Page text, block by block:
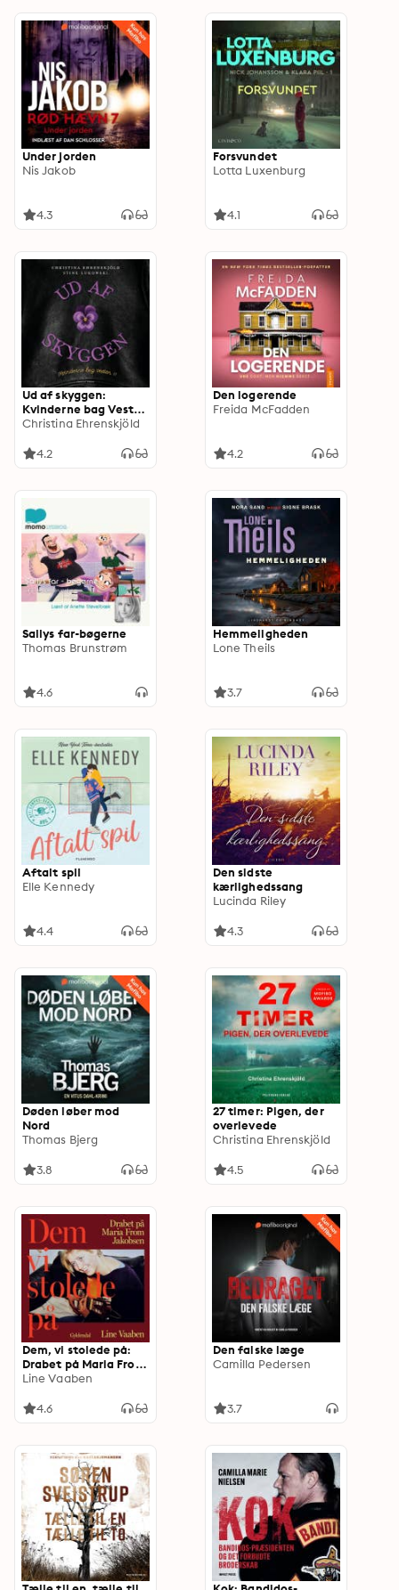
Under jorden
Nis Jakob
4.3
Forsvundet
Lotta Luxenburg
4.1
Ud af skyggen:
Kvinderne bag Vesten
II
Christina Ehrenskjöld
4.2
Den logerende
Freida McFadden
4.2
Sallys far-bøgerne
Thomas Brunstrøm
4.6
Hemmeligheden
Lone Theils
3.7
Aftalt spil
Elle Kennedy
4.4
Den sidste
kærlighedssang
Lucinda Riley
4.3
Døden løber mod
Nord
Thomas Bjerg
3.8
27 timer: Pigen, der
overlevede
Christina Ehrenskjöld
4.5
Dem, vi stolede på:
Drabet på Maria From
Jakobsen
Line Vaaben
4.6
Den falske læge
Camilla Pedersen
3.7